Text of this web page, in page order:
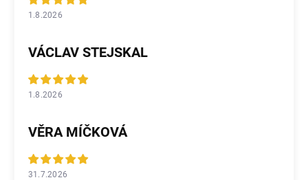
1.8.2026
VÁCLAV STEJSKAL
1.8.2026
VĚRA MÍČKOVÁ
31.7.2026